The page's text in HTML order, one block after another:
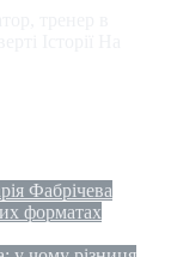
Фабрічева
форматах